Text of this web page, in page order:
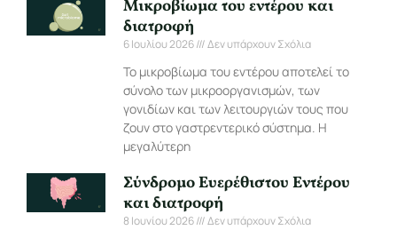
Μικροβίωμα του εντέρου και
διατροφή
6 Ιουλίου 2026 Δεν υπάρχουν Σχόλια
Το μικροβίωμα του εντέρου αποτελεί το
σύνολο των μικροοργανισμών, των
γονιδίων και των λειτουργιών τους που
ζουν στο γαστρεντερικό σύστημα. Η
μεγαλύτερη
Σύνδρομο Ευερέθιστου Εντέρου
και διατροφή
8 Ιουνίου 2026 Δεν υπάρχουν Σχόλια